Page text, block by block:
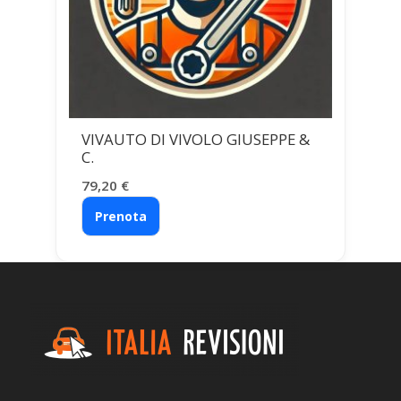
VIVAUTO DI VIVOLO GIUSEPPE &
C.
79,20 €
Prenota